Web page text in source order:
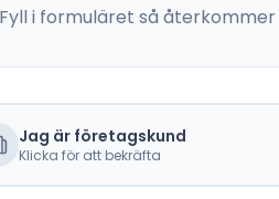
Fyll i formuläret så
Jag är företagskund
Klicka för att bekräfta